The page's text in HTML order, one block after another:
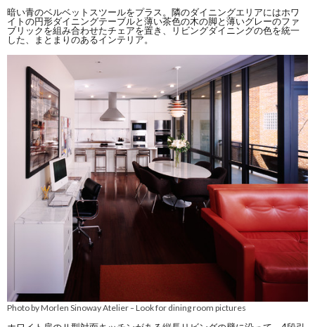
暗い青のベルベットスツールをプラス。隣のダイニングエリアにはホワ
イトの円形ダイニングテーブルと薄い茶色の木の脚と薄いグレーのファ
ブリックを組み合わせたチェアを置き、リビングダイニングの色を統一
した、まとまりのあるインテリア。
Photo by Morlen Sinoway Atelier–Look for dining room pictures